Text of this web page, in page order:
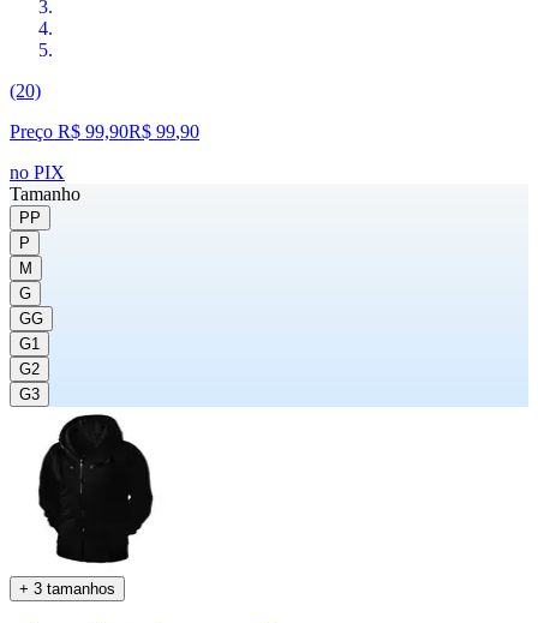
(20)
Preço R$ 99,90R$ 99,90
no PIX
Tamanho
PP
P
M
G
GG
G1
G2
G3
+ 3 tamanhos